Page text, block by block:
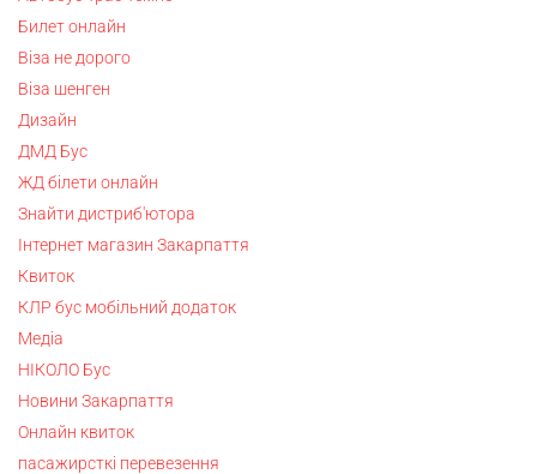
Билет онлайн
Віза не дорого
Віза шенген
Дизайн
ДМД Бус
ЖД білети онлайн
Знайти дистриб'ютора
Інтернет магазин Закарпаття
Квиток
КЛР бус мобільний додаток
Медіа
НІКОЛО Бус
Новини Закарпаття
Онлайн квиток
пасажирсткі перевезення